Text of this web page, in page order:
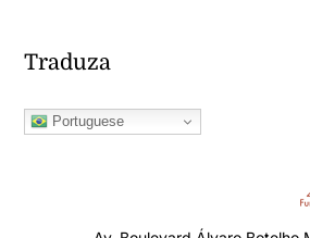
Traduza
Portuguese